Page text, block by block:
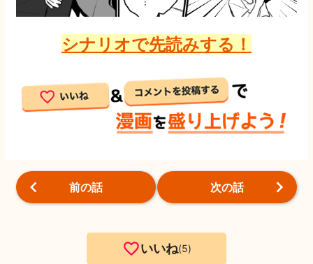
シナリオで先読みする！
前の話 次の話
いいね 5